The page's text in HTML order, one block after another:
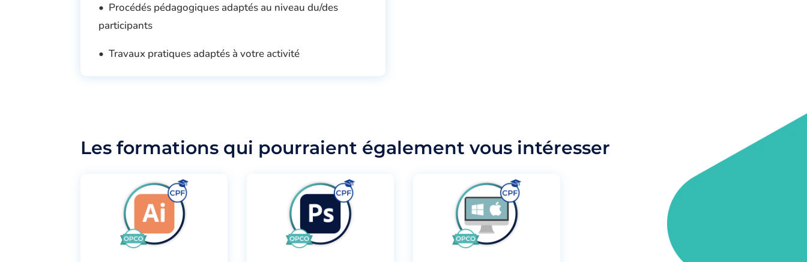
• Procédés pédagogiques adaptés au niveau du/des
participants
• Travaux pratiques adaptés à votre activité
Les formations qui pourraient également vous intéresser